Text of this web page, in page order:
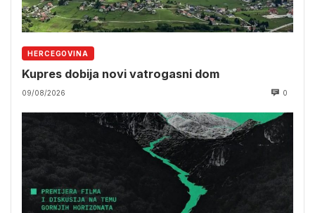
HERCEGOVINA
Kupres dobija novi vatrogasni dom
09/08/2026 0